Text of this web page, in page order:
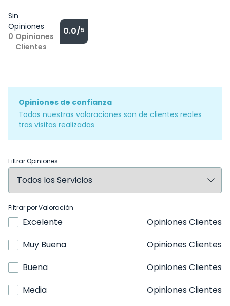
Sin
Opiniones
0 Opiniones
Clientes
0.0/5
Opiniones de confianza
Todas nuestras valoraciones son de clientes reales
tras visitas realizadas
Filtrar Opiniones
Filtrar por Valoración
Excelente
Opiniones Clientes
Muy Buena
Opiniones Clientes
Buena
Opiniones Clientes
Media
Opiniones Clientes